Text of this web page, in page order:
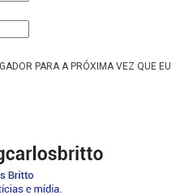
PARA A PRÓXIMA VEZ QUE EU